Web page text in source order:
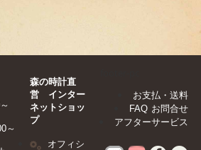
～
森の時計直
営 インター
ネットショッ
プ
オフィシ
お支払・送料
お問合せ
FAQ
アフターサービス